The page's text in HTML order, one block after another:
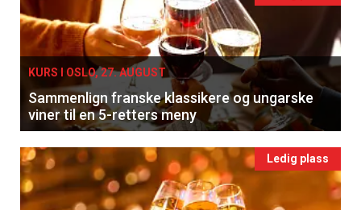
KURS I OSLO, 27. AUGUST
Sammenlign franske klassikere og ungarske
viner til en 5-retters meny
Ledig plass